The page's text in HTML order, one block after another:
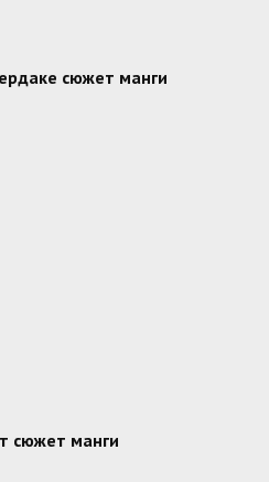
сюжет манги
сюжет манги